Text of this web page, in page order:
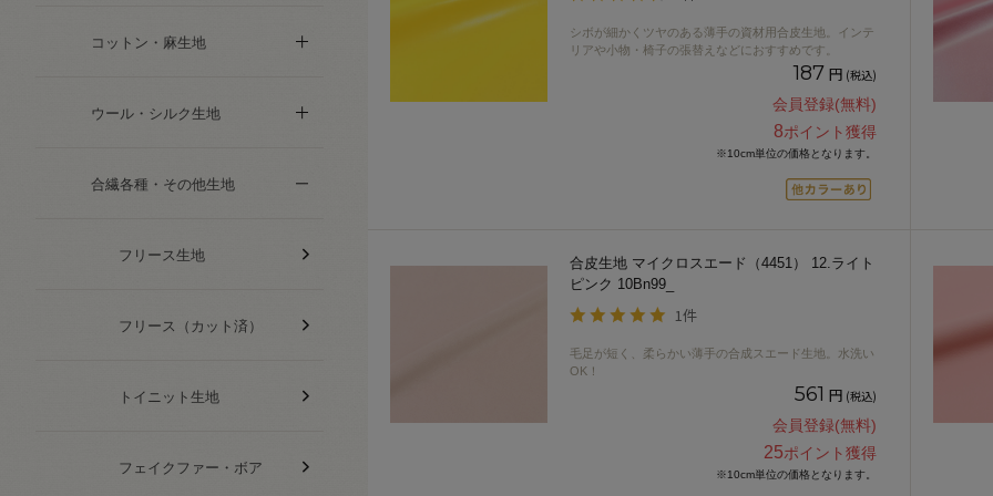
コットン・麻生地
ウール・シルク生地
合繊各種・その他生地
フリース生地
フリース（カット済）
トイニット生地
フェイクファー・ボア
シボが細かくツヤのある薄手の資材用合皮生地。インテ
リアや小物・椅子の張替えなどにおすすめです。
187 円 (税込)
会員登録(無料)
8ポイント獲得
※10cm単位の価格となります。
合皮生地 マイクロスエード（4451） 12.ライト
ピンク 10Bn99_
1件
毛足が短く、柔らかい薄手の合成スエード生地。水洗い
OK！
561 円 (税込)
会員登録(無料)
25ポイント獲得
※10cm単位の価格となります。